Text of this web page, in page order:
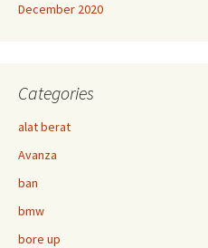
December 2020
Categories
alat berat
Avanza
ban
bmw
bore up